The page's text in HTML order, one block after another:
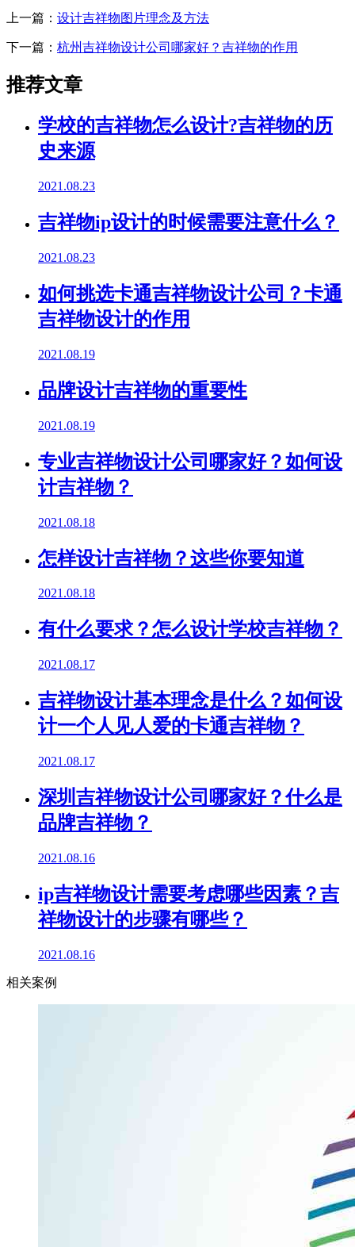
上一篇： 设计吉祥物图片理念及方法
下一篇： 杭州吉祥物设计公司哪家好？吉祥物的作用
推荐文章
学校的吉祥物怎么设计?吉祥物的历
史来源
2021.08.23
吉祥物ip设计的时候需要注意什么？
2021.08.23
如何挑选卡通吉祥物设计公司？卡通
吉祥物设计的作用
2021.08.19
品牌设计吉祥物的重要性
2021.08.19
专业吉祥物设计公司哪家好？如何设
计吉祥物？
2021.08.18
怎样设计吉祥物？这些你要知道
2021.08.18
有什么要求？怎么设计学校吉祥物？
2021.08.17
吉祥物设计基本理念是什么？如何设
计一个人见人爱的卡通吉祥物？
2021.08.17
深圳吉祥物设计公司哪家好？什么是
品牌吉祥物？
2021.08.16
ip吉祥物设计需要考虑哪些因素？吉
祥物设计的步骤有哪些？
2021.08.16
相关案例